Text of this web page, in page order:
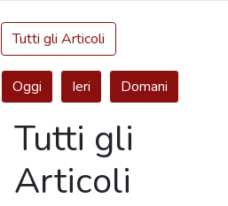
Tutti gli Articoli
Oggi Ieri Domani
Tutti gli
Articoli